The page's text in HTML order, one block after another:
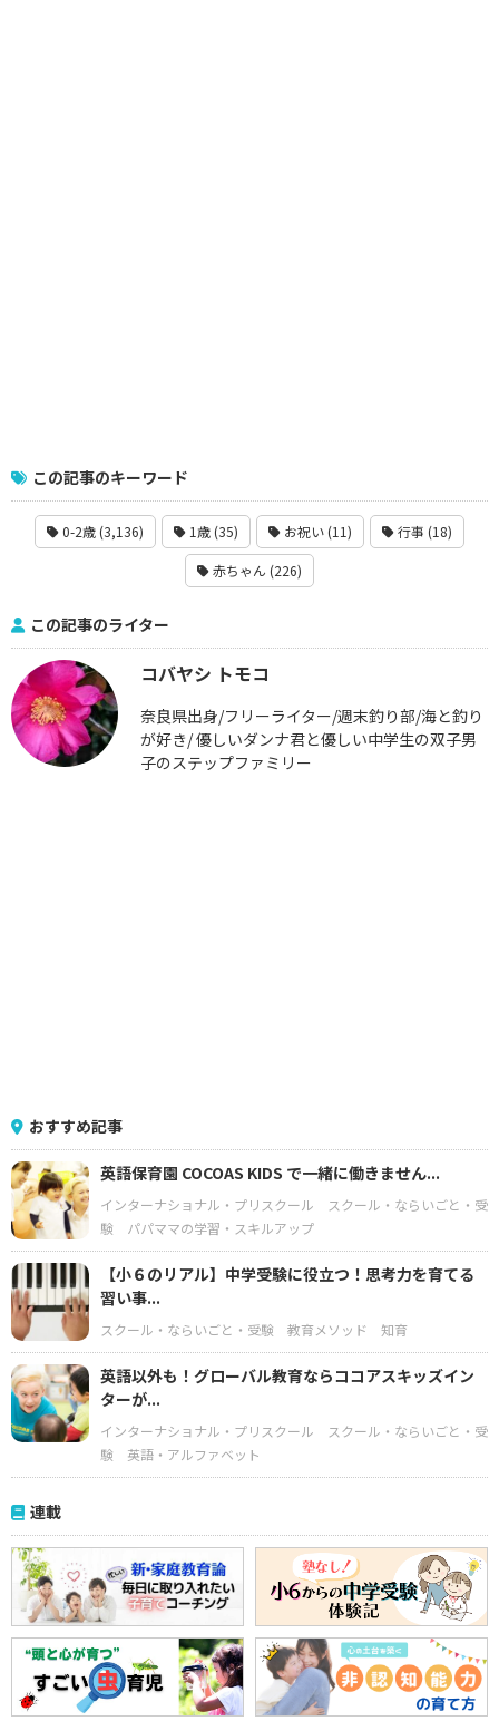
この記事のキーワード
0-2歳 (3,136) 1歳 (35) お祝い (11) 行事 (18)
赤ちゃん (226)
この記事のライター
コバヤシ トモコ
奈良県出身/フリーライター/週末釣り部/海と釣り
が好き/ 優しいダンナ君と優しい中学生の双子男
子のステップファミリー
おすすめ記事
英語保育園 COCOAS KIDS で一緒に働きません...
インターナショナル・プリスクール
スクール・ならいごと・受
験
パパママの学習・スキルアップ
【小６のリアル】中学受験に役立つ！思考力を育てる
習い事...
スクール・ならいごと・受験 教育メソッド 知育
英語以外も！グローバル教育ならココアスキッズイン
ターが...
インターナショナル・プリスクール
スクール・ならいごと・受
験
英語・アルファベット
連載